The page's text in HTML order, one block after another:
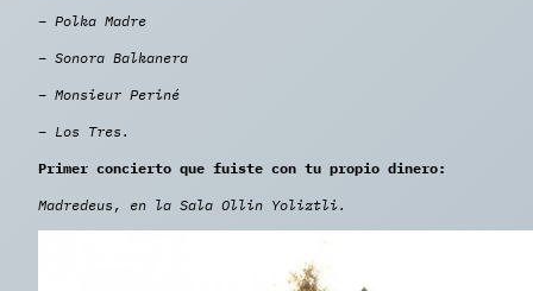
– Polka Madre
– Sonora Balkanera
– Monsieur Periné
– Los Tres.
Primer concierto que fuiste con tu propio dinero:
Madredeus, en la Sala Ollin Yoliztli.